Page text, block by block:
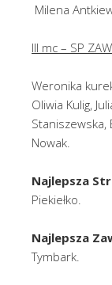
Milena
III mc – SP
Weronika
Oliwia Kulig,
Staniszewska,
Nowak.
Najlepsza
Piekiełko.
Najlepsza
Tymbark.